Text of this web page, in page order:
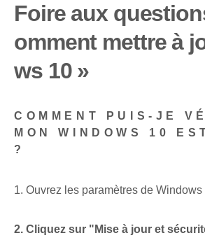
Foire aux
omment mettre à
ws 10 »
COMMENT PUIS-JE
MON WINDOWS 10
?
1. Ouvrez les paramètres de Windows
2. Cliquez sur "Mise à jour et